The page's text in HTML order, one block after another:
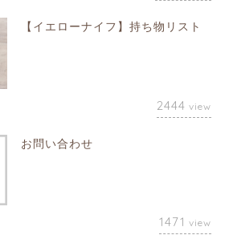
【イエローナイフ】持ち物リスト
2444 view
お問い合わせ
1471 view